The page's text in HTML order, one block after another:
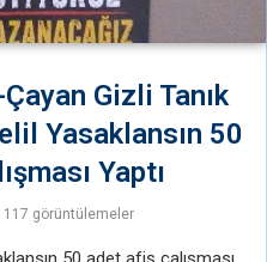
Gizli Tanık
Yasaklansın 50
Yaptı
117 görüntülemeler